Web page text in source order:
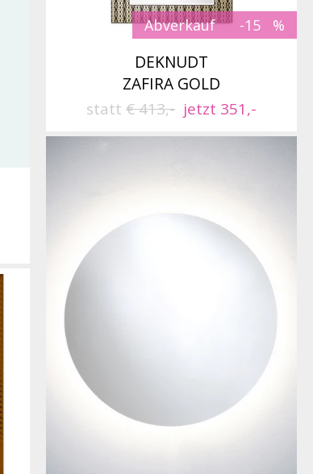
Abverkauf -15
DEKNUDT
ZAFIRA GOLD
statt € 413,- jetzt 351,-